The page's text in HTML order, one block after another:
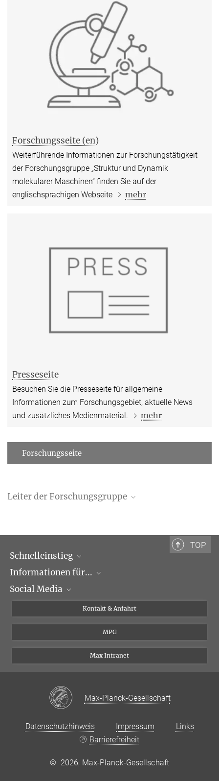
Forschungsseite (en)
Weiterführende Informationen zur Forschungstätigkeit
der Forschungsgruppe „Struktur und Dynamik
molekularer Maschinen“ finden Sie auf der
englischsprachigen Webseite
mehr
Presseseite
Besuchen Sie die Presseseite für allgemeine
Informationen zum Forschungsgebiet, aktuelle News
und zusätzliches Medienmaterial.
mehr
Forschungsseite
Leiter der Forschungsgruppe
duderstadt@...
Am Klopferspitz 18,
82152 Martinsried
TOP
Schnelleinstieg
Forschungsgruppen
Veranstaltungen
Informationen für...
Journalisten
Doktoranden
Social Media
Linked in
Kontakt & Anfahrt
MPG
Max Intranet
Max-Planck-Gesellschaft
Datenschutzhinweis Impressum
Links
Barrierefreiheit
© 2026, Max-Planck-Gesellschaft